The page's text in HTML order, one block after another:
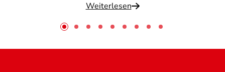
Weiterlesen